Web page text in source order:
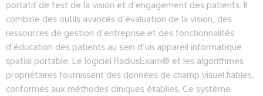
portatif de test de la vision et d’engagement des patients. Il
combine des outils avancés d’évaluation de la vision, des
ressources de gestion d’entreprise et des fonctionnalités
d’éducation des patients au sein d’un appareil informatique
spatial portable. Le logiciel RadiusExam® et les algorithmes
propriétaires fournissent des données de champ visuel fiables,
conformes aux méthodes cliniques établies. Ce système